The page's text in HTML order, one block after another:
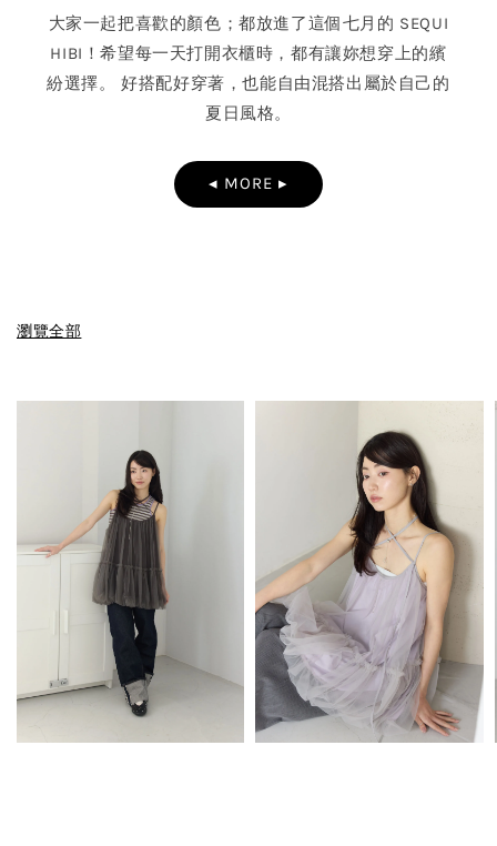
大家一起把喜歡的顏色；都放進了這個七月的 SEQUI
HIBI！希望每一天打開衣櫃時，都有讓妳想穿上的繽
紛選擇。 好搭配好穿著，也能自由混搭出屬於自己的
夏日風格。
◂ MORE ▸
瀏覽全部